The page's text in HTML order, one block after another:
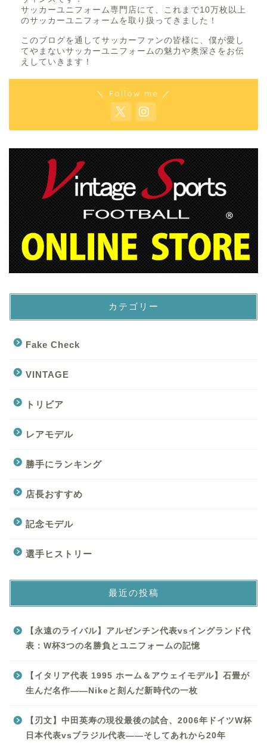
サッカーユニフォーム専門店にて、これまで10万枚以上
のサッカーユニフォームを取り扱ってきました！
このブログを通してサッカーファンの皆様に、僕が愛し
てやまないサッカーユニフォームの魅力や奥深さをお伝
えしていきます！
＼ Follow me ／
カテゴリー
Fake Check
VINTAGE
トリビア
レアモデル
勝手にランキング
店長おすすめ
記念モデル
選手ヒストリー
最近の投稿
【永遠のライバル】アルゼンチン代表vsイングランド代
表：W杯3つの名勝負とユニフォームの記憶
【イタリア代表 1995 ホーム＆アウェイモデル】石畳が
生んだ名作——Nikeと刻んだ新時代の一枚
【刃文】中田英寿の現役最後の試合、2006年ドイツW杯
日本代表vsブラジル代表——そしてあれから20年